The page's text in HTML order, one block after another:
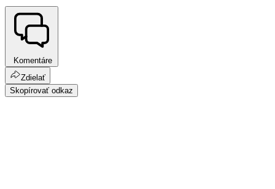
Komentáre
Zdielať
Skopírovať odkaz